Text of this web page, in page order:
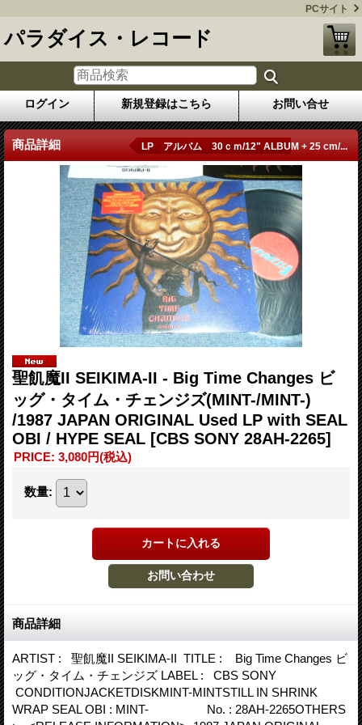
PCサイト
パラダイス・レコード
ログイン 新規登録はこちら お問い合せ
商品詳細 LP アルバム 30ｃｍ/12" ALBUM + 25 cm/...
聖飢魔II SEIKIMA-II - Big Time Changes ビ
ッグ・タイム・チェンジズ(MINT-/MINT-)
/1987 JAPAN ORIGINAL Used LP with SEAL
OBI / HYPE SEAL [CBS SONY 28AH-2265]
PRICE: 3,080円(税込)
数量:
商品詳細
ARTIST : 聖飢魔II SEIKIMA-II TITLE : Big Time Changes ビ
ッグ・タイム・チェンジズ LABEL : CBS SONY
CONDITIONJACKETDISKMINT-MINTSTILL IN SHRINK
WRAP SEAL OBI : MINT- No. : 28AH-2265OTHERS